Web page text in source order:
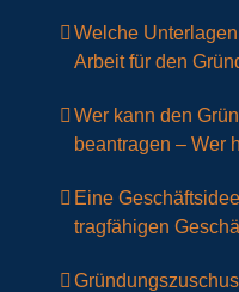
Welche
Arbeit für den
Wer kann den
beantragen – Wer
Eine
tragfähigen